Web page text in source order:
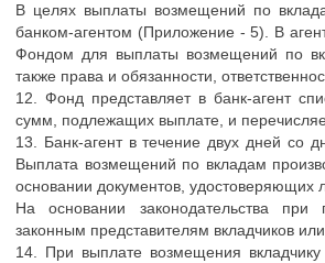
В целях выплаты возмещений по
банком-агентом (Приложение - 5). В
Фондом для выплаты возмещений по
также права и обязанности,
12. Фонд представляет в банк-агент
сумм, подлежащих выплате, и
13. Банк-агент в течение двух дней со
Выплата возмещений по вкладам
основании документов, удостоверяющих
На основании законодательства при
законным представителям вкладчиков
14. При выплате возмещения